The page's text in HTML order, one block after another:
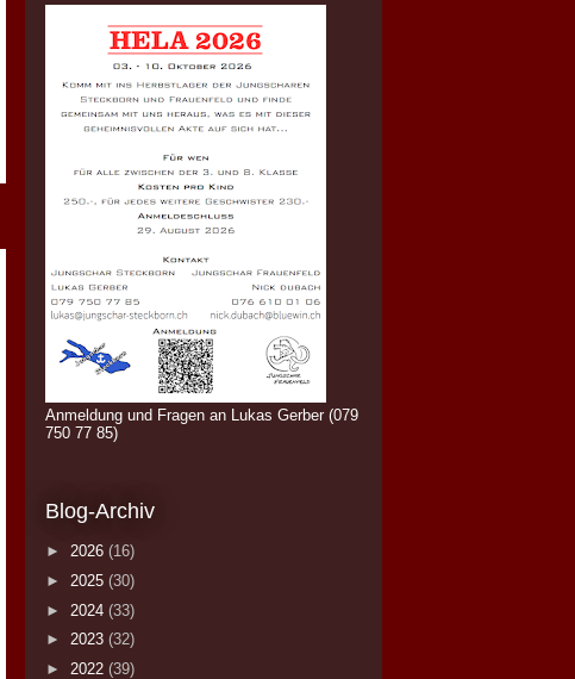
Anmeldung und Fragen an Lukas Gerber (079
750 77 85)
Blog-Archiv
► 2026 (16)
► 2025 (30)
► 2024 (33)
► 2023 (32)
► 2022 (39)